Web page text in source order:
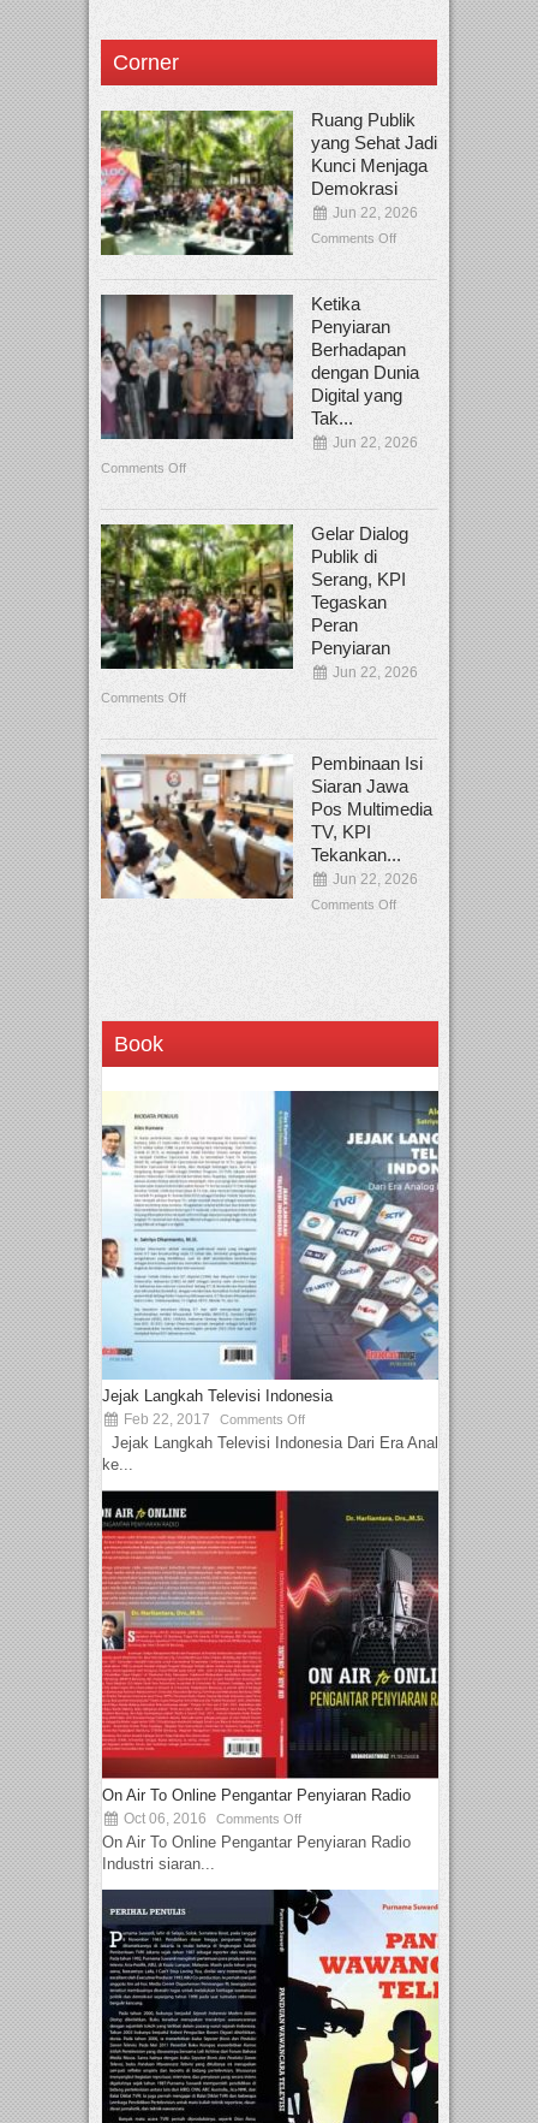
Corner
Ruang Publik
yang Sehat Jadi
Kunci Menjaga
Demokrasi
Jun 22, 2026
Comments Off
Ketika
Penyiaran
Berhadapan
dengan Dunia
Digital yang
Tak...
Jun 22, 2026
Comments Off
Gelar Dialog
Publik di
Serang, KPI
Tegaskan
Peran
Penyiaran
Jun 22, 2026
Comments Off
Pembinaan Isi
Siaran Jawa
Pos Multimedia
TV, KPI
Tekankan...
Jun 22, 2026
Comments Off
Book
Jejak Langkah Televisi Indonesia
Feb 22, 2017 Comments Off
Jejak Langkah Televisi Indonesia Dari Era Analog
ke...
On Air To Online Pengantar Penyiaran Radio
Oct 06, 2016 Comments Off
On Air To Online Pengantar Penyiaran Radio
Industri siaran...